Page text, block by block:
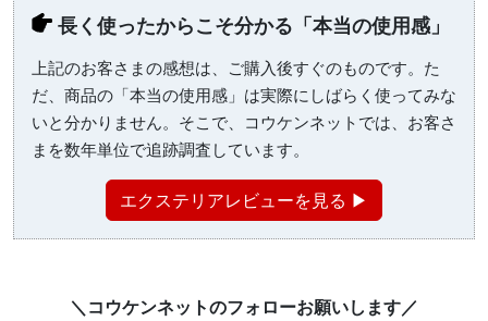
長く使ったからこそ分かる「本当の使用感」
上記のお客さまの感想は、ご購入後すぐのものです。た
だ、商品の「本当の使用感」は実際にしばらく使ってみな
いと分かりません。そこで、コウケンネットでは、お客さ
まを数年単位で追跡調査しています。
エクステリアレビューを見る ▶
＼コウケンネットのフォローお願いします／